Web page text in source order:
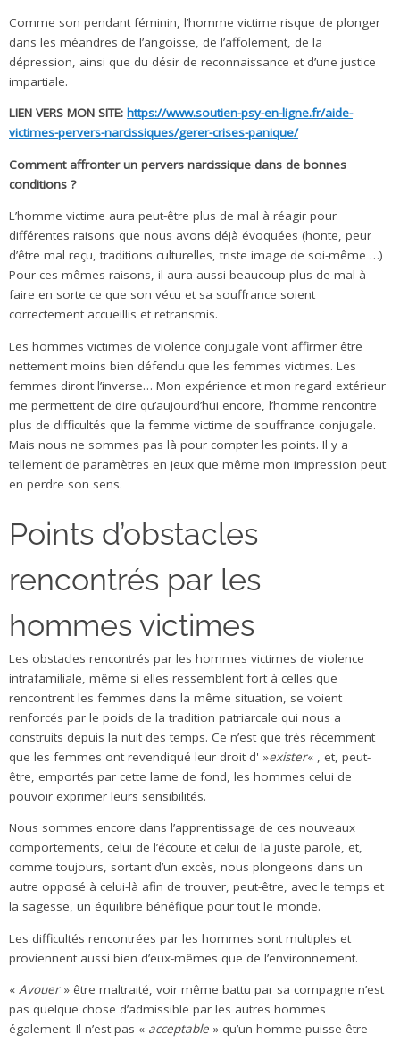
Comme son pendant féminin, l’homme victime risque de plonger
dans les méandres de l’angoisse, de l’affolement, de la
dépression, ainsi que du désir de reconnaissance et d’une justice
impartiale.
LIEN VERS MON SITE: https://www.soutien-psy-en-ligne.fr/aide-
victimes-pervers-narcissiques/gerer-crises-panique/
Comment affronter un pervers narcissique dans de bonnes
conditions ?
L’homme victime aura peut-être plus de mal à réagir pour
différentes raisons que nous avons déjà évoquées (honte, peur
d’être mal reçu, traditions culturelles, triste image de soi-même …)
Pour ces mêmes raisons, il aura aussi beaucoup plus de mal à
faire en sorte ce que son vécu et sa souffrance soient
correctement accueillis et retransmis.
Les hommes victimes de violence conjugale vont affirmer être
nettement moins bien défendu que les femmes victimes. Les
femmes diront l’inverse… Mon expérience et mon regard extérieur
me permettent de dire qu’aujourd’hui encore, l’homme rencontre
plus de difficultés que la femme victime de souffrance conjugale.
Mais nous ne sommes pas là pour compter les points. Il y a
tellement de paramètres en jeux que même mon impression peut
en perdre son sens.
Points d’obstacles
rencontrés par les
hommes victimes
Les obstacles rencontrés par les hommes victimes de violence
intrafamiliale, même si elles ressemblent fort à celles que
rencontrent les femmes dans la même situation, se voient
renforcés par le poids de la tradition patriarcale qui nous a
construits depuis la nuit des temps. Ce n’est que très récemment
que les femmes ont revendiqué leur droit d' »exister« , et, peut-
être, emportés par cette lame de fond, les hommes celui de
pouvoir exprimer leurs sensibilités.
Nous sommes encore dans l’apprentissage de ces nouveaux
comportements, celui de l’écoute et celui de la juste parole, et,
comme toujours, sortant d’un excès, nous plongeons dans un
autre opposé à celui-là afin de trouver, peut-être, avec le temps et
la sagesse, un équilibre bénéfique pour tout le monde.
Les difficultés rencontrées par les hommes sont multiples et
proviennent aussi bien d’eux-mêmes que de l’environnement.
« Avouer» être maltraité, voir même battu par sa compagne n’est
pas quelque chose d’admissible par les autres hommes
également. Il n’est pas « acceptable » qu’un homme puisse être